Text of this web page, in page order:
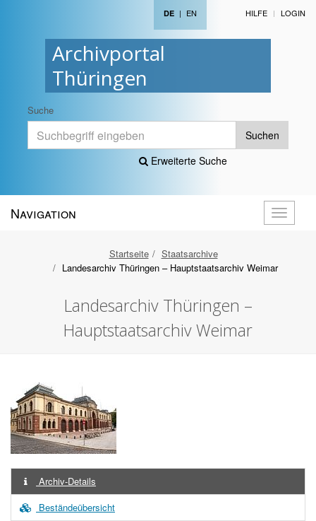
Archivportal
Thüringen
DE | EN HILFE LOGIN
Suche
Suchen
Erweiterte Suche
öffnen
Navigation
Startseite
Staatsarchive
Landesarchiv Thüringen – Hauptstaatsarchiv Weimar
Landesarchiv Thüringen –
Hauptstaatsarchiv Weimar
Archiv-Details
Beständeübersicht